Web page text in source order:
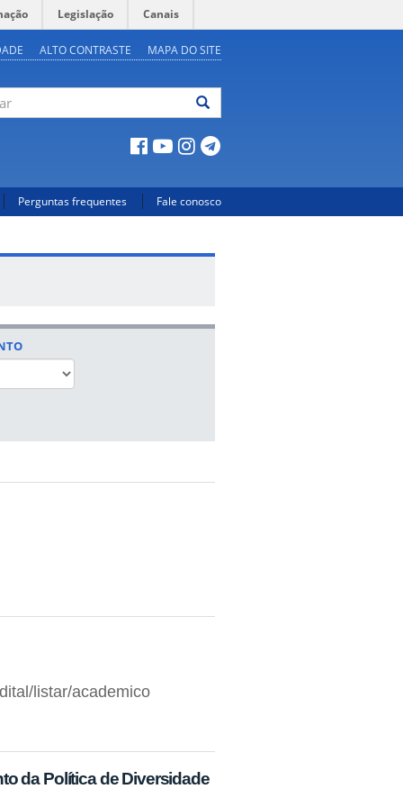
Legislação Canais
ALTO CONTRASTE MAPA DO SITE
Perguntas frequentes Fale conosco
listar/academico
da Política de Diversidade